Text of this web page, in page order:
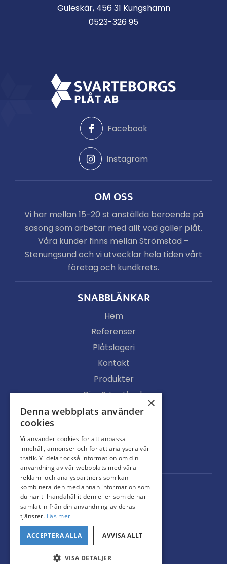
Guleskär, 456 31 Kungshamn
0523-326 95
Facebook
Instagram
OM OSS
Vi har mellan 15-20 st anställda beroende på
säsong som arbetar med allt vad gäller plåt.
Våra kunder finns mellan Strömstad –
Stenungsund och vi utvecklar hela tiden vårt
företag och kundkrets.
SNABBLÄNKAR
Hem
Referenser
Plåtslageri
Kontakt
Produkter
Djur & Lantbruk
Köpvillkor
Ljusgenomsläpp
Portar
© Svarteborgs Plåt AB
Administration
×
Denna webbplats använder
cookies
Vi använder cookies för att anpassa
innehåll, annonser och för att analysera vår
trafik. Vi delar också information om din
användning av vår webbplats med våra
reklam- och analyspartners som kan
kombinera den med annan information som
du har tillhandahållit dem eller som de har
samlat in från din användning av deras
tjänster. Läs mer
ACCEPTERA ALLA AVVISA ALLT
VISA DETALJER